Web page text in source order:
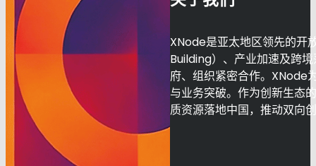
XNode是亚太地区领先的开
Building）、产业加速及跨
府、组织紧密合作。XNode
与业务突破。作为创新生态
质资源落地中国，推动双向